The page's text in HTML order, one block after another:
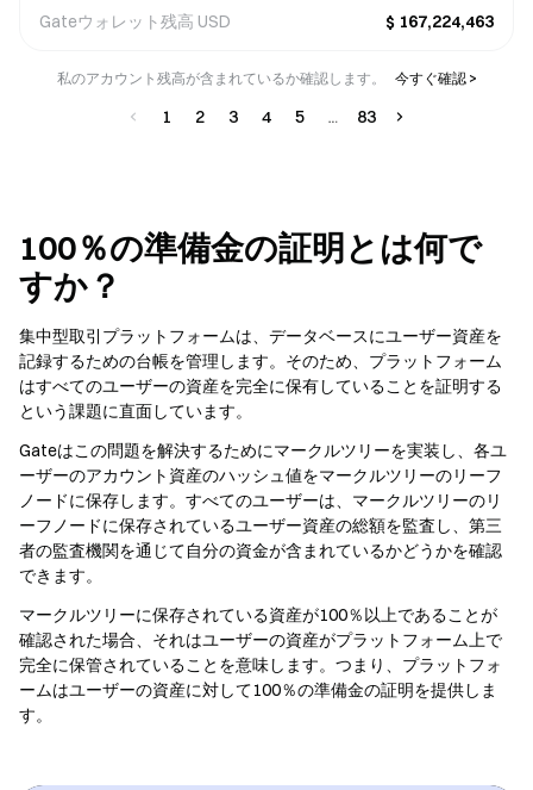
Gateウォレット残高 USD $ 167,224,463
私のアカウント残高が含まれているか確認します。 今すぐ確認 >
1 2 3 4 5 83
100％の準備金の証明とは何で
すか？
集中型取引プラットフォームは、データベースにユーザー資産を
記録するための台帳を管理します。そのため、プラットフォーム
はすべてのユーザーの資産を完全に保有していることを証明する
という課題に直面しています。
Gateはこの問題を解決するためにマークルツリーを実装し、各ユ
ーザーのアカウント資産のハッシュ値をマークルツリーのリーフ
ノードに保存します。すべてのユーザーは、マークルツリーのリ
ーフノードに保存されているユーザー資産の総額を監査し、第三
者の監査機関を通じて自分の資金が含まれているかどうかを確認
できます。
マークルツリーに保存されている資産が100％以上であることが
確認された場合、それはユーザーの資産がプラットフォーム上で
完全に保管されていることを意味します。つまり、プラットフォ
ームはユーザーの資産に対して100％の準備金の証明を提供しま
す。